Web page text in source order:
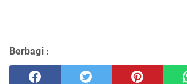
Berbagi :